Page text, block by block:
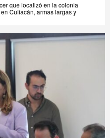
que localizó en la colonia
Culiacán, armas largas y